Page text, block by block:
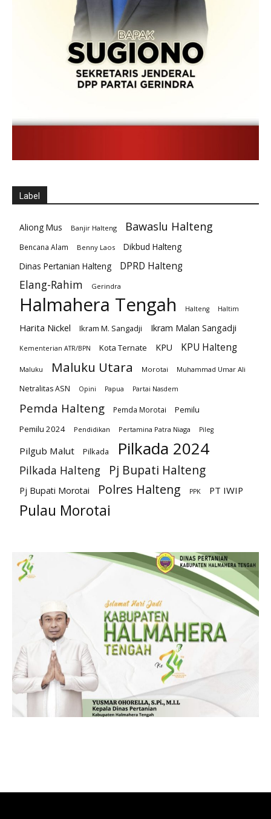
Label
Aliong Mus Banjir Halteng Bawaslu Halteng
Bencana Alam Benny Laos
Dikbud Halteng
Dinas Pertanian Halteng
DPRD Halteng
Elang-Rahim Gerindra
Halmahera Tengah Halteng Haltim
Harita Nickel Ikram M. Sangadji Ikram Malan Sangadji
Kementerian ATR/BPN Kota Ternate KPU KPU Halteng
Maluku Maluku Utara Morotai Muhammad Umar Ali
Netralitas ASN Opini Papua Partai Nasdem
Pemda Halteng Pemda Morotai
Pemilu
Pemilu 2024
Pendidikan Pertamina Patra Niaga Pileg
Pilgub Malut Pilkada Pilkada 2024
Pilkada Halteng Pj Bupati Halteng
Pj Bupati Morotai Polres Halteng PPK PT IWIP
Pulau Morotai